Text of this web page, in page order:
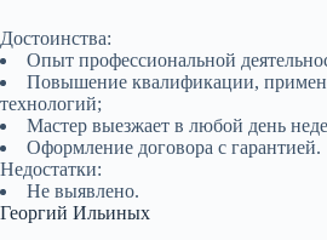
Достоинства:
Опыт профессиональной
Повышение квалификации,
технологий;
Мастер выезжает в любой день
Оформление договора с гарантией.
Недостатки:
Не выявлено.
Георгий Ильиных